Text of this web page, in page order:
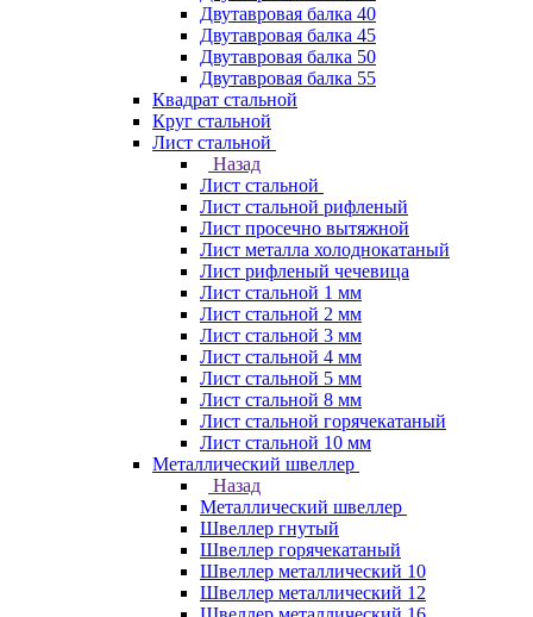
Двутавровая балка 40
Двутавровая балка 45
Двутавровая балка 50
Двутавровая балка 55
Квадрат стальной
Круг стальной
Лист стальной
Назад
Лист стальной
Лист стальной рифленый
Лист просечно вытяжной
Лист металла холоднокатаный
Лист рифленый чечевица
Лист стальной 1 мм
Лист стальной 2 мм
Лист стальной 3 мм
Лист стальной 4 мм
Лист стальной 5 мм
Лист стальной 8 мм
Лист стальной горячекатаный
Лист стальной 10 мм
Металлический швеллер
Назад
Металлический швеллер
Швеллер гнутый
Швеллер горячекатаный
Швеллер металлический 10
Швеллер металлический 12